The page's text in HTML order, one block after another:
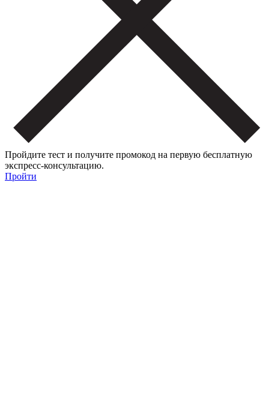
Пройдите тест и получите промокод на первую бесплатную
экспресс-консультацию.
Пройти